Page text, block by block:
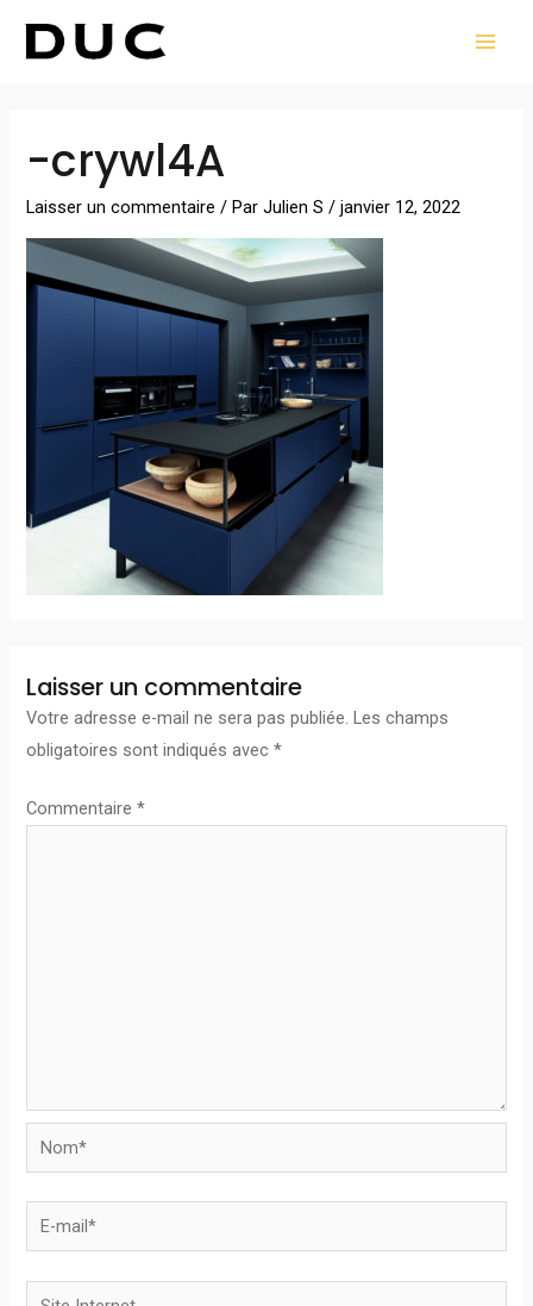
-crywl4A
Laisser un commentaire / ParJulien S/janvier 12, 2022
Laisser un commentaire
Votre adresse e-mail ne sera pas publiée. Les champs
obligatoires sont indiqués avec*
Commentaire*
Nom*
E-
mail*
Site